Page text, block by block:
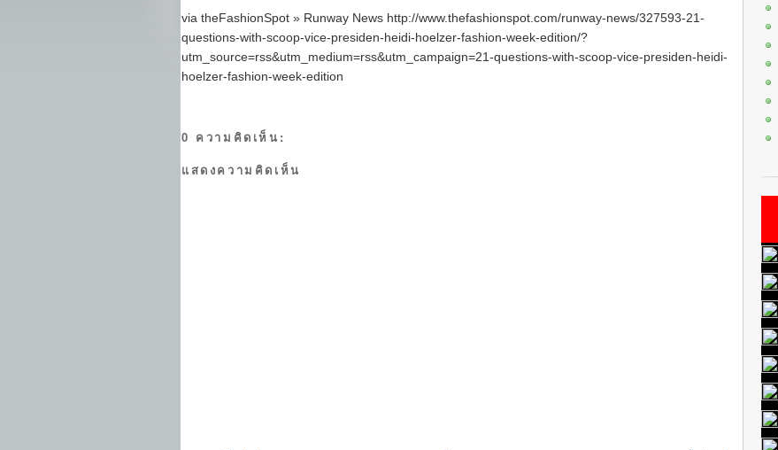
via theFashionSpot » Runway News http://www.thefashionspot.com/runway-news/327593-21-
questions-with-scoop-vice-presiden-heidi-hoelzer-fashion-week-edition/?
utm_source=rss&utm_medium=rss&utm_campaign=21-questions-with-scoop-vice-presiden-heidi-
hoelzer-fashion-week-edition
0 ความคิดเห็น:
แสดงความคิดเห็น